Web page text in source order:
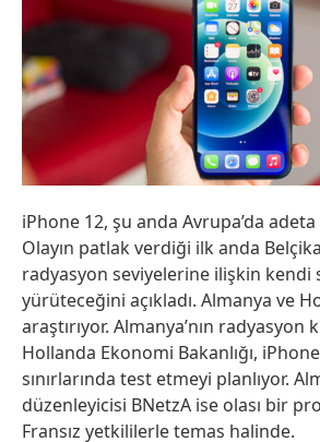
iPhone 12, şu anda Avrupa’da
Olayın patlak verdiği ilk anda
radyasyon seviyelerine ilişkin kendi
yürüteceğini açıkladı. Almanya ve
araştırıyor. Almanya’nın radyasyon
Hollanda Ekonomi Bakanlığı,
sınırlarında test etmeyi planlıyor.
düzenleyicisi BNetzA ise olası bir
Fransız yetkililerle temas halinde.